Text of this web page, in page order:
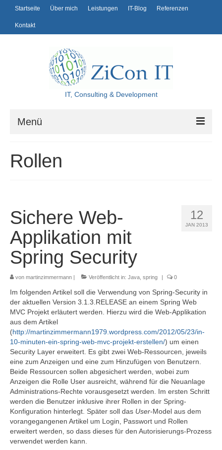
Startseite Über mich Leistungen IT-Blog Referenzen
Kontakt
IT, Consulting & Development
Menü
Über mich
IT-Blog
Referenzen
Kontakt
Datenschutz
Rollen
12
JAN 2013
Sichere Web-
Applikation mit
Spring Security
von martinzimmermann | Veröffentlicht in: Java spring | 0
Im folgenden Artikel soll die Verwendung von Spring-Security in
der aktuellen Version 3.1.3.RELEASE an einem Spring Web
MVC Projekt erläutert werden. Hierzu wird die Web-Applikation
aus dem Artikel
(http://martinzimmermann1979.wordpress.com/2012/05/23/in-
10-minuten-ein-spring-web-mvc-projekt-erstellen/) um einen
Security Layer erweitert. Es gibt zwei Web-Ressourcen, jeweils
eine zum Anzeigen und eine zum Hinzufügen von Benutzern.
Beide Ressourcen sollen abgesichert werden, wobei zum
Anzeigen die Rolle User ausreicht, während für die Neuanlage
Administrations-Rechte vorausgesetzt werden. Im ersten Schritt
werden die Benutzer inklusive ihrer Rollen in der Spring-
Konfiguration hinterlegt. Später soll das User-Model aus dem
vorangegangenen Artikel um Login, Passwort und Rollen
erweitert werden, so dass dieses für den Autorisierungs-Prozess
verwendet werden kann.